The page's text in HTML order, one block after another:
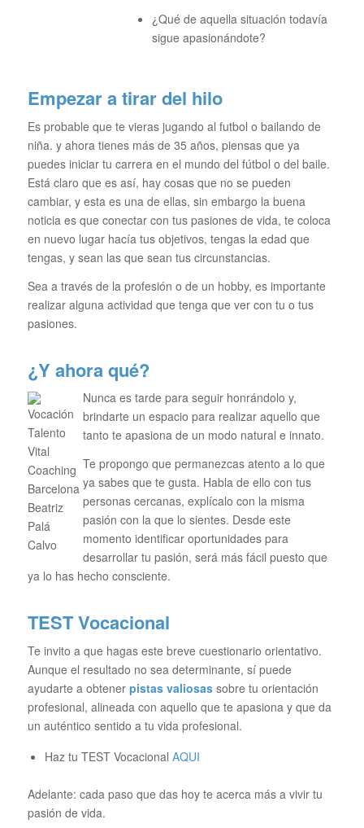
¿Qué de aquella situación todavía
sigue apasionándote?
Empezar a tirar del hilo
Es probable que te vieras jugando al futbol o bailando de
niña. y ahora tienes más de 35 años, piensas que ya
puedes iniciar tu carrera en el mundo del fútbol o del baile.
Está claro que es así, hay cosas que no se pueden
cambiar, y esta es una de ellas, sin embargo la buena
noticia es que conectar con tus pasiones de vida, te coloca
en nuevo lugar hacía tus objetivos, tengas la edad que
tengas, y sean las que sean tus circunstancias.
Sea a través de la profesión o de un hobby, es importante
realizar alguna actividad que tenga que ver con tu o tus
pasiones.
¿Y ahora qué?
Nunca es tarde para seguir honrándolo y,
brindarte un espacio para realizar aquello que
tanto te apasiona de un modo natural e innato.
Te propongo que permanezcas atento a lo que
ya sabes que te gusta. Habla de ello con tus
personas cercanas, explícalo con la misma
pasión con la que lo sientes. Desde este
momento identificar oportunidades para
desarrollar tu pasión, será más fácil puesto que
ya lo has hecho consciente.
TEST Vocacional
Te invito a que hagas este breve cuestionario orientativo.
Aunque el resultado no sea determinante, sí puede
ayudarte a obtener pistas valiosassobre tu orientación
profesional, alineada con aquello que te apasiona y que da
un auténtico sentido a tu vida profesional.
Haz tu TEST Vocacional AQUI
Adelante: cada paso que das hoy te acerca más a vivir tu
pasión de vida.